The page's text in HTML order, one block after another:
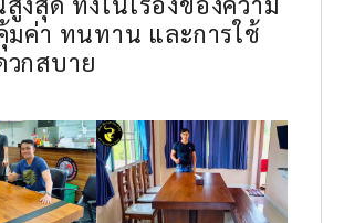
มค่า ทนทาน และการใช้
กสบาย